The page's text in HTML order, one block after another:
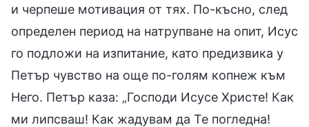
и черпеше мотивация от тях. По-късно, след
определен период на натрупване на опит, Исус
го подложи на изпитание, като предизвика у
Петър чувство на още по-голям копнеж към
Него. Петър каза: „Господи Исусе Христе! Как
ми липсваш! Как жадувам да Те погледна!